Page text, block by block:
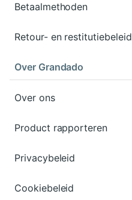
Betaalmethoden
Retour- en restitutiebeleid
Over Grandado
Over ons
Product rapporteren
Privacybeleid
Cookiebeleid